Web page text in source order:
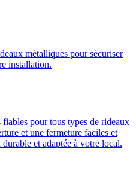
métalliques pour sécuriser
installation.
pour tous types de rideaux
et une fermeture faciles et
et adaptée à votre local.